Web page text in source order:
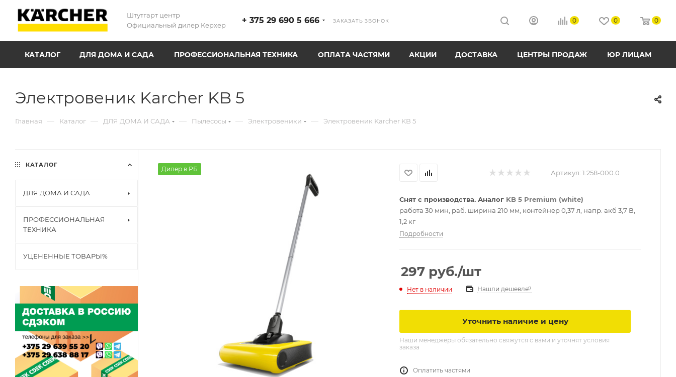
Штутгарт центр
Официальный дилер Керхер
+ 375 29 690 5 666 ЗАКАЗАТЬ ЗВОНОК 0 0 0
КАТАЛОГ ДЛЯ ДОМА И САДА ПРОФЕССИОНАЛЬНАЯ ТЕХНИКА ОПЛАТА ЧАСТЯМИ АКЦИИ ДОСТАВКА ЦЕНТРЫ ПРОДАЖ ЮР ЛИЦАМ
Электровеник Karcher KB 5
Главная — Каталог — ДЛЯ ДОМА И САДА — Пылесосы — Электровеники — Электровеник Karcher KB 5
Дилер в РБ Артикул: 1.258-000.0
Снят с производства. Аналог KB 5 Premium (white)
работа 30 мин, раб. ширина 210 мм, контейнер 0,37 л, напр. акб 3,7 В,
1,2 кг
Подробности
297 руб./шт
Нет в наличии Нашли дешевле?
Уточнить наличие и цену
Наши менеджеры обязательно свяжутся с вами и уточнят условия
заказа
Оплатить частями
КАТАЛОГ
ДЛЯ ДОМА И САДА
ПРОФЕССИОНАЛЬНАЯ
ТЕХНИКА
УЦЕНЕННЫЕ ТОВАРЫ%